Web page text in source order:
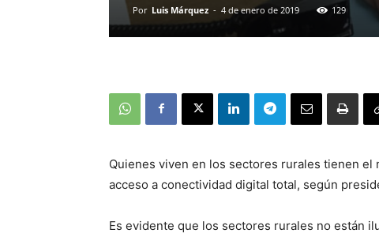
Por Luis Márquez - 4 de enero de 2019 129
Quienes viven en los sectores rurales tienen
acceso a conectividad digital total, según
Es evidente que los sectores rurales no están